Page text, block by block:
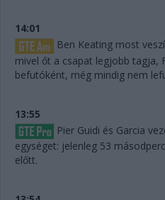
14:01
Ben Keating most
mivel őt a csapat legjobb tagja,
befutóként, még mindig nem
13:55
Pier Guidi és Garcia
egységet: jelenleg 53
előtt.